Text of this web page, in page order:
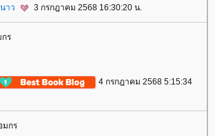
าว 3 กรกฎาคม 2568 16:30:20 น.
ร
4 กรกฎาคม 2568 5:15:34
มกร